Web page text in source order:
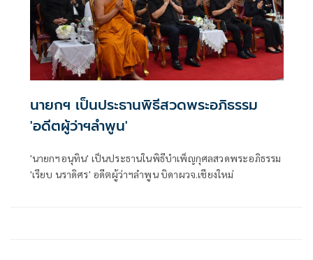
นายกฯ เป็นประธานพิธีสวดพระอภิธรรม
'อดีตผู้ว่าฯลำพูน'
'นายกฯอนุทิน' เป็นประธานในพิธีบำเพ็ญกุศลสวดพระอภิธรรม
'เรียบ นราดิศร' อดีตผู้ว่าฯลำพูน บิดาผวจ.เชียงใหม่